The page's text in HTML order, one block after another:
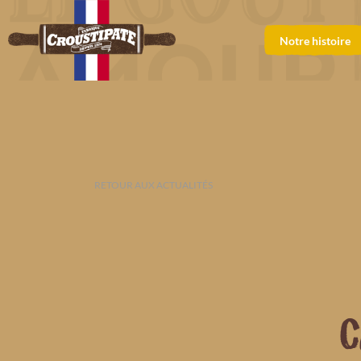
Notre histoire
RETOUR AUX ACTUALITÉS